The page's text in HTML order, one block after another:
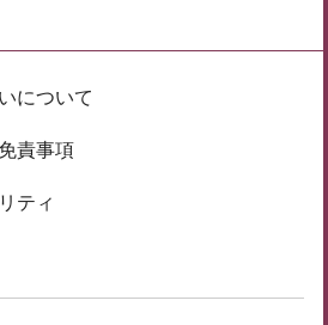
について
責事項
ティ